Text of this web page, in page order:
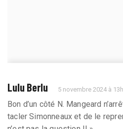
Lulu Berlu 5 novembre 2024 à
Bon d’un côté N. Mangeard
tacler Simonneaux et de le